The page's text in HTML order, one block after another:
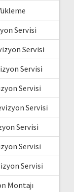
Servisi
Servisi
Servisi
Servisi
Servisi
Servisi
Servisi
Servisi
Montajı